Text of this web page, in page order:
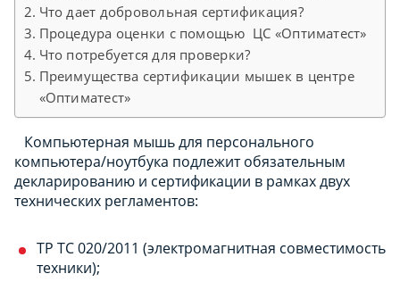
Что дает добровольная сертификация?
Процедура оценки с помощью ЦС «Оптиматест»
Что потребуется для проверки?
Преимущества сертификации мышек в центре
«Оптиматест»
Компьютерная мышь для персонального
компьютера/ноутбука подлежит обязательным
декларированию и сертификации в рамках двух
технических регламентов:
ТР ТС 020/2011 (электромагнитная совместимость
техники);